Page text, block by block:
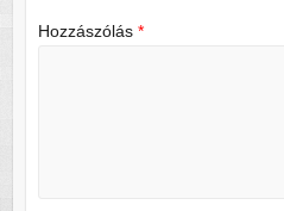
Hozzászólás *